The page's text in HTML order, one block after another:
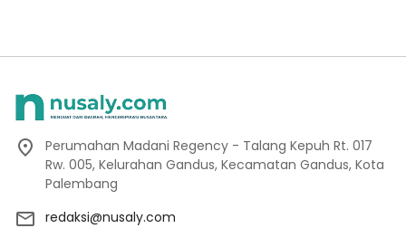
Perumahan Madani Regency - Talang Kepuh Rt. 017
Rw. 005, Kelurahan Gandus, Kecamatan Gandus, Kota
Palembang
redaksi@nusaly.com